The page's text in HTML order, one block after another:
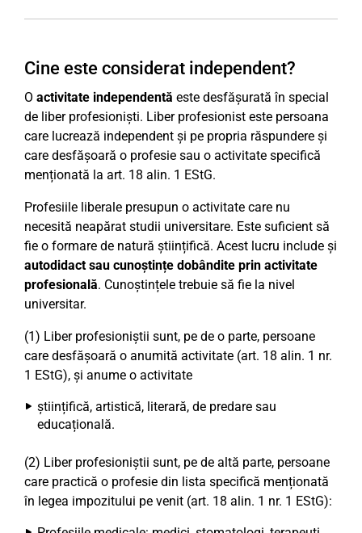
Cine este considerat independent?
O activitate independentă este desfășurată în special
de liber profesioniști. Liber profesionist este persoana
care lucrează independent și pe propria răspundere și
care desfășoară o profesie sau o activitate specifică
menționată la art. 18 alin. 1 EStG.
Profesiile liberale presupun o activitate care nu
necesită neapărat studii universitare. Este suficient să
fie o formare de natură științifică. Acest lucru include și
autodidact sau cunoștințe dobândite prin activitate
profesională. Cunoștințele trebuie să fie la nivel
universitar.
(1) Liber profesioniștii sunt, pe de o parte, persoane
care desfășoară o anumită activitate (art. 18 alin. 1 nr.
1 EStG), și anume o activitate
științifică, artistică, literară, de predare sau
educațională.
(2) Liber profesioniștii sunt, pe de altă parte, persoane
care practică o profesie din lista specifică menționată
în legea impozitului pe venit (art. 18 alin. 1 nr. 1 EStG):